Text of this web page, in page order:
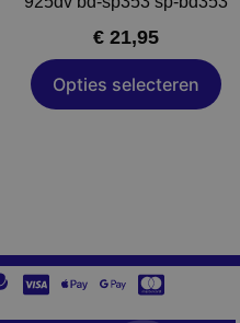
€21,95
Opties selecteren
de
productpagina